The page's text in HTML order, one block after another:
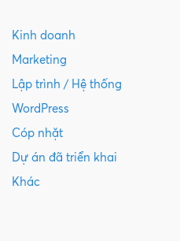
Kinh doanh
Marketing
Lập trình / Hệ thống
WordPress
Cóp nhặt
Dự án đã triển khai
Khác